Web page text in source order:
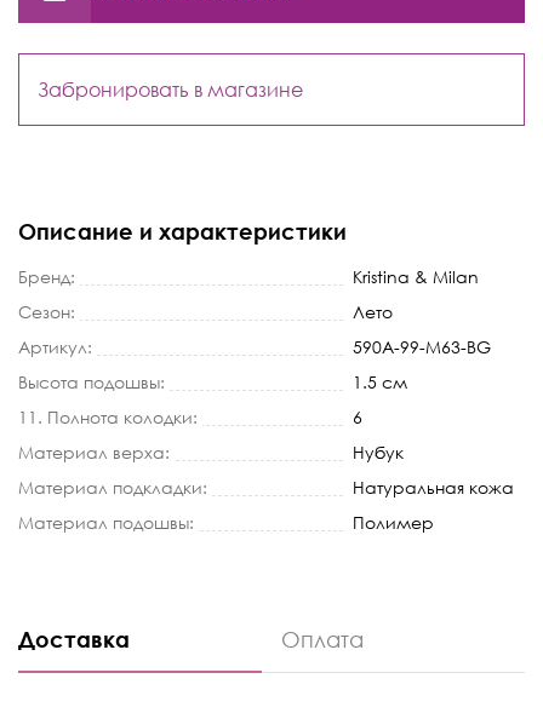
Забронировать в магазине
Описание и характеристики
Бренд:
Kristina & Milan
Сезон:
Лето
Артикул:
590A-99-M63-BG
Высота подошвы:
1.5 см
11. Полнота колодки:
6
Материал верха:
Нубук
Материал подкладки:
Натуральная кожа
Материал подошвы:
Полимер
Доставка Оплата